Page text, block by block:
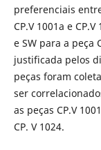
preferenciais
CP.V 1001a e
e SW para a peça
justificada pelos
peças foram
ser
as peças CP.V
CP. V 1024.